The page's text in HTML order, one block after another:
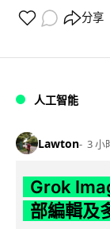
分享
人工智能
Lawton 3 小
Grok
部編輯及